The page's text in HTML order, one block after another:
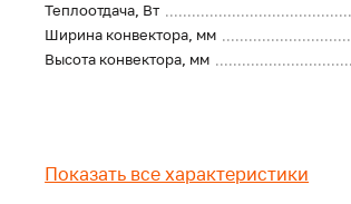
Теплоотдача, Вт
Ширина конвектора, мм
Высота конвектора, мм
Показать все характеристики